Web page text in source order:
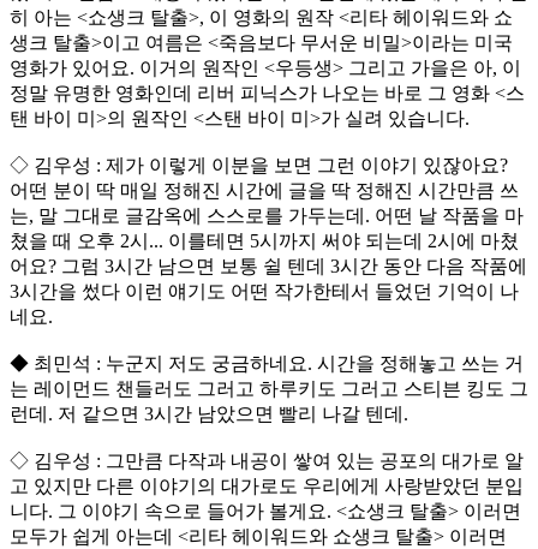
히 아는 <쇼생크 탈출>, 이 영화의 원작 <리타 헤이워드와 쇼
생크 탈출>이고 여름은 <죽음보다 무서운 비밀>이라는 미국
영화가 있어요. 이거의 원작인 <우등생> 그리고 가을은 아, 이
정말 유명한 영화인데 리버 피닉스가 나오는 바로 그 영화 <스
탠 바이 미>의 원작인 <스탠 바이 미>가 실려 있습니다.
◇ 김우성 : 제가 이렇게 이분을 보면 그런 이야기 있잖아요?
어떤 분이 딱 매일 정해진 시간에 글을 딱 정해진 시간만큼 쓰
는, 말 그대로 글감옥에 스스로를 가두는데. 어떤 날 작품을 마
쳤을 때 오후 2시... 이를테면 5시까지 써야 되는데 2시에 마쳤
어요? 그럼 3시간 남으면 보통 쉴 텐데 3시간 동안 다음 작품에
3시간을 썼다 이런 얘기도 어떤 작가한테서 들었던 기억이 나
네요.
◆ 최민석 : 누군지 저도 궁금하네요. 시간을 정해놓고 쓰는 거
는 레이먼드 챈들러도 그러고 하루키도 그러고 스티븐 킹도 그
런데. 저 같으면 3시간 남았으면 빨리 나갈 텐데.
◇ 김우성 : 그만큼 다작과 내공이 쌓여 있는 공포의 대가로 알
고 있지만 다른 이야기의 대가로도 우리에게 사랑받았던 분입
니다. 그 이야기 속으로 들어가 볼게요. <쇼생크 탈출> 이러면
모두가 쉽게 아는데 <리타 헤이워드와 쇼생크 탈출> 이러면